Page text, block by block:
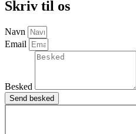
Skriv til os
Navn
Email
Besked
Send besked